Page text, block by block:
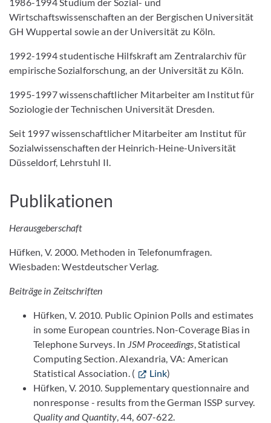
Wirtschaftswissenschaften an der Bergischen Universität
GH Wuppertal sowie an der Universität zu Köln.
1992-1994 studentische Hilfskraft am Zentralarchiv für
empirische Sozialforschung, an der Universität zu Köln.
1995-1997 wissenschaftlicher Mitarbeiter am Institut für
Soziologie der Technischen Universität Dresden.
Seit 1997 wissenschaftlicher Mitarbeiter am Institut für
Sozialwissenschaften der Heinrich-Heine-Universität
Düsseldorf, Lehrstuhl II.
Publikationen
Herausgeberschaft
Hüfken, V. 2000. Methoden in Telefonumfragen.
Wiesbaden: Westdeutscher Verlag.
Beiträge in Zeitschriften
Hüfken, V. 2010. Public Opinion Polls and estimates
in some European countries. Non-Coverage Bias in
Telephone Surveys. In JSM Proceedings, Statistical
Computing Section. Alexandria, VA: American
Statistical Association. (
Link)
Hüfken, V. 2010. Supplementary questionnaire and
nonresponse - results from the German ISSP survey.
Quality and Quantity, 44, 607-622.